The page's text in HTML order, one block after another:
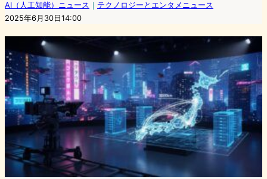
AI（人工知能）ニュース ｜ テクノロジーとエンタメニュース
2025年6月30日14:00